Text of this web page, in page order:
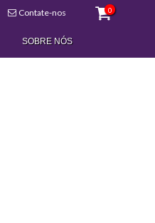
Contate-nos 0
SOBRE NÓS